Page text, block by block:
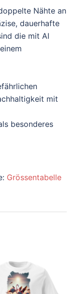
Nähte an
dauerhafte
die mit AI
mit
besonderes
Grössentabelle